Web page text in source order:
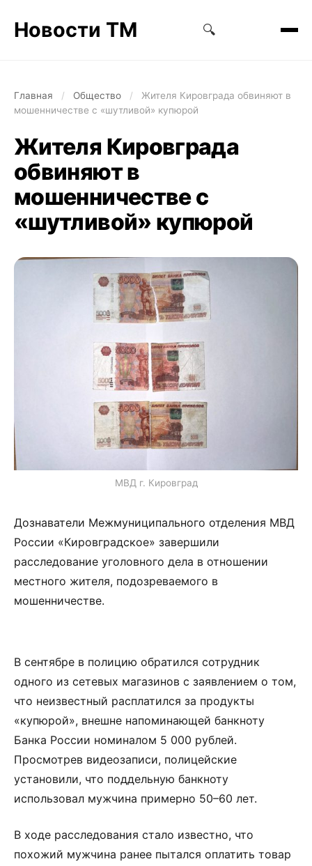
Новости ТМ 🔍
Главная / Общество /
Жителя Кировграда обвиняют в
мошенничестве с «шутливой» купюрой
Жителя Кировграда
обвиняют в
мошенничестве с
«шутливой» купюрой
МВД г. Кировград
Дознаватели Межмуниципального отделения МВД
России «Кировградское» завершили
расследование уголовного дела в отношении
местного жителя, подозреваемого в
мошенничестве.
В сентябре в полицию обратился сотрудник
одного из сетевых магазинов с заявлением о том,
что неизвестный расплатился за продукты
«купюрой», внешне напоминающей банкноту
Банка России номиналом 5 000 рублей.
Просмотрев видеозаписи, полицейские
установили, что поддельную банкноту
использовал мужчина примерно 50–60 лет.
В ходе расследования стало известно, что
похожий мужчина ранее пытался оплатить товар